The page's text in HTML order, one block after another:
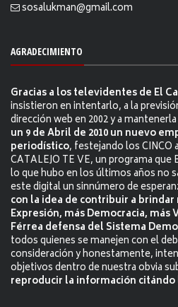
sosalukman@gmail.com
AGRADECIMIENTO
Gracias a los televidentes de El
insistieron en intentarlo, a la
dirección web en 2002 y a
un 9 de Abril de 2010 un nuevo
periodístico, festejando los CINCO
CATALEJO TE VE, un programa
lo que hubo en los últimos años no
este digital un sinnúmero de
con la idea de contribuir a brindar
Expresión, más Democracia, más
Férrea defensa del Sistema
todos quienes se manejen con el
consideración y honestamente,
objetivos dentro de nuestra obvia
reproducir la información